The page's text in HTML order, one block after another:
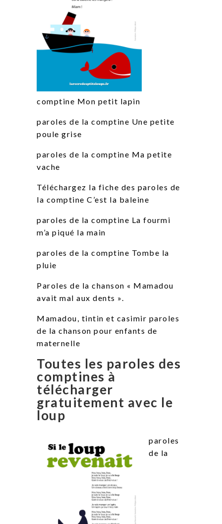
comptine Mon petit lapin
paroles de la comptine Une petite
poule grise
paroles de la comptine Ma petite
vache
Téléchargez la fiche des paroles de
la comptine C’est la baleine
paroles de la comptine La fourmi
m’a piqué la main
paroles de la comptine Tombe la
pluie
Paroles de la chanson « Mamadou
avait mal aux dents ».
Mamadou, tintin et casimir paroles
de la chanson pour enfants de
maternelle
Toutes les paroles des
comptines à
télécharger
gratuitement avec le
loup
paroles
de la